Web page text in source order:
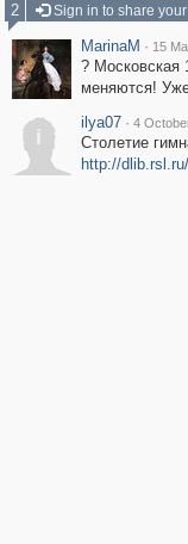
2
Sign in to share
MarinaM · 15
? Московская
меняются!
i
ilya07 · 4
Столетие
http://